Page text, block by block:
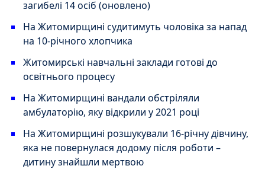
загибелі 14 осіб (оновлено)
На Житомирщині судитимуть чоловіка за напад
на 10-річного хлопчика
Житомирські навчальні заклади готові до
освітнього процесу
На Житомирщині вандали обстріляли
амбулаторію, яку відкрили у 2021 році
На Житомирщині розшукували 16-річну дівчину,
яка не повернулася додому після роботи –
дитину знайшли мертвою